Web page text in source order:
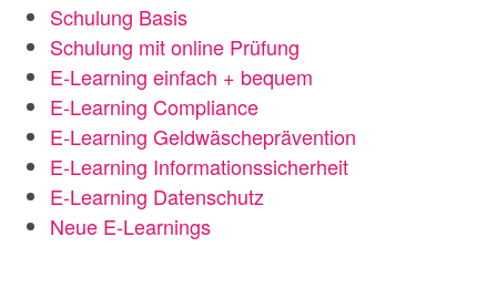
Schulung Basis
Schulung mit online Prüfung
E-Learning einfach + bequem
E-Learning Compliance
E-Learning Geldwäscheprävention
E-Learning Informationssicherheit
E-Learning Datenschutz
Neue E-Learnings